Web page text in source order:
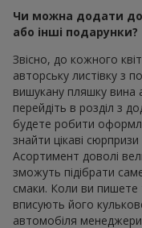
Чи можна додати до
або інші подарунки?
Звісно, до кожного
авторську листівку з
вишукану пляшку вина
перейдіть в розділ з
будете робити
знайти цікаві
Асортимент доволі
зможуть підібрати
смаки. Коли ви пишете
вписують його
автомобіля